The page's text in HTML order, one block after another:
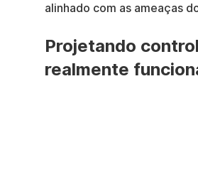
alinhado com as ameaças
Projetando
realmente